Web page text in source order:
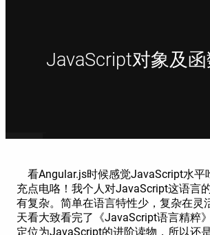
JavaScript对象及函
看Angular.js时候感觉JavaScript水平
充点电咯！我个人对JavaScript这语言
有复杂。简单在语言特性少，复杂在灵
天看大致看完了《JavaScript语言精粹
定位为JavaScript的进阶读物，所以还